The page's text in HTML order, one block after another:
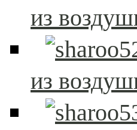
из
из